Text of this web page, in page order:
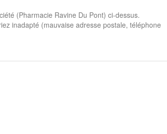
(Pharmacie Ravine Du Pont) ci-dessus.
inadapté (mauvaise adresse postale, téléphone